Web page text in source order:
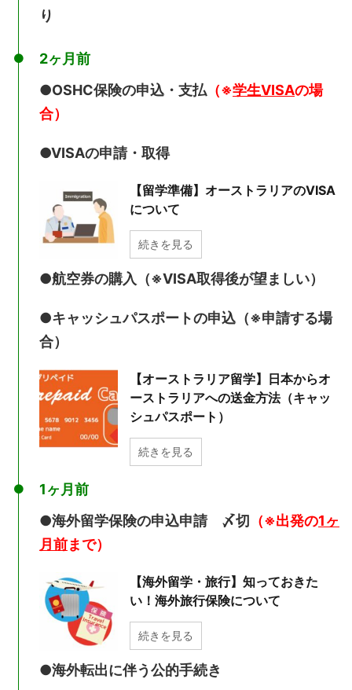
り
2ヶ月前
●OSHC保険の申込・支払 （※学生VISAの場
合）
●VISAの申請・取得
【留学準備】オーストラリアのVISA
について
続きを見る
●航空券の購入（※VISA取得後が望ましい）
●キャッシュパスポートの申込（※申請する場
合）
【オーストラリア留学】日本からオ
ーストラリアへの送金方法（キャッ
シュパスポート）
続きを見る
1ヶ月前
●海外留学保険の申込申請 〆切 （※出発の1ヶ
月前まで）
【海外留学・旅行】知っておきた
い！海外旅行保険について
続きを見る
●海外転出に伴う公的手続き